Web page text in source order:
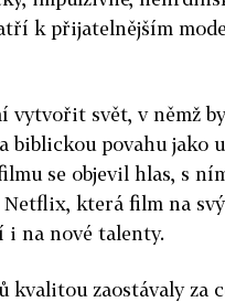
k přijatelnějším
vytvořit svět, v němž
biblickou povahu jako
se objevil hlas, s
která film na
i na nové talenty.
kvalitou zaostávaly za